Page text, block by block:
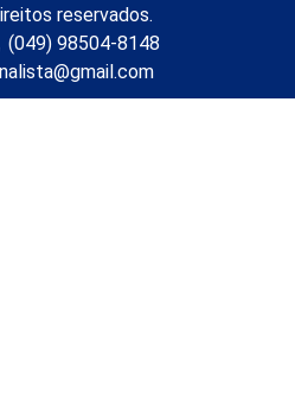
reservados.
(049) 98504-8148